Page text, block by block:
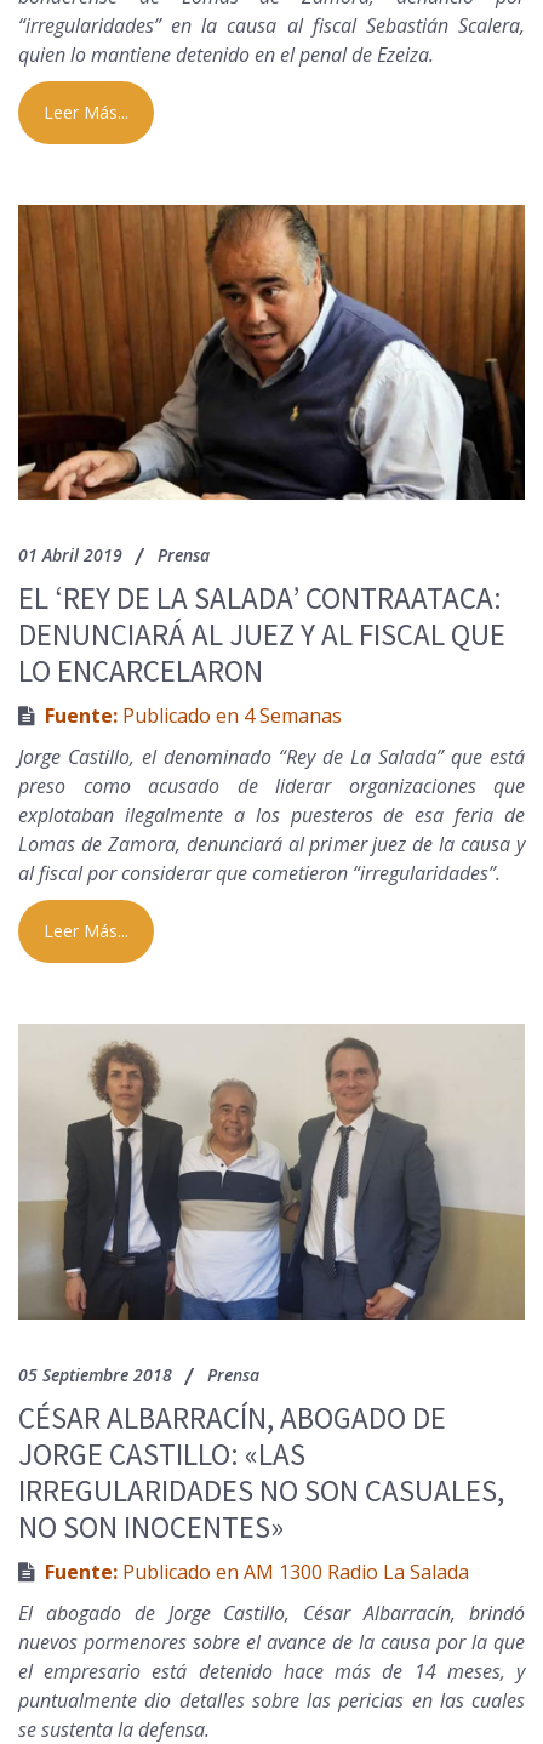
“irregularidades” en la causa al fiscal Sebastián Scalera,
quien lo mantiene detenido en el penal de Ezeiza.
Leer Más...
01 Abril 2019 Prensa
EL ‘REY DE LA SALADA’ CONTRAATACA:
DENUNCIARÁ AL JUEZ Y AL FISCAL QUE
LO ENCARCELARON
Fuente: Publicado en 4 Semanas
Jorge Castillo, el denominado “Rey de La Salada” que está
preso como acusado de liderar organizaciones que
explotaban ilegalmente a los puesteros de esa feria de
Lomas de Zamora, denunciará al primer juez de la causa y
al fiscal por considerar que cometieron “irregularidades”.
Leer Más...
05 Septiembre 2018 Prensa
CÉSAR ALBARRACÍN, ABOGADO DE
JORGE CASTILLO: «LAS
IRREGULARIDADES NO SON CASUALES,
NO SON INOCENTES»
Fuente: Publicado en AM 1300 Radio La Salada
El abogado de Jorge Castillo, César Albarracín, brindó
nuevos pormenores sobre el avance de la causa por la que
el empresario está detenido hace más de 14 meses, y
puntualmente dio detalles sobre las pericias en las cuales
se sustenta la defensa.